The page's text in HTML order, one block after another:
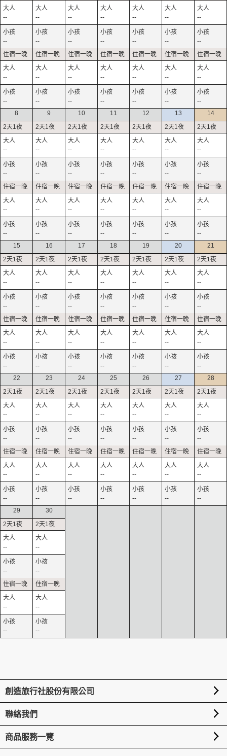
--
--
--
--
--
--
--
--
--
--
--
--
--
--
--
--
--
--
--
--
--
--
--
--
--
--
--
--
8
--
--
--
--
9
--
--
--
--
10
--
--
--
--
11
--
--
--
--
12
--
--
--
--
13
--
--
--
--
14
--
--
--
--
15
--
--
--
--
16
--
--
--
--
17
--
--
--
--
18
--
--
--
--
19
--
--
--
--
20
--
--
--
--
21
--
--
--
--
22
--
--
--
--
23
--
--
--
--
24
--
--
--
--
25
--
--
--
--
26
--
--
--
--
27
--
--
--
--
28
--
--
--
--
29
--
--
--
--
30
--
--
--
--
創造旅行社股份有限公司
聯絡我們
商品服務一覽